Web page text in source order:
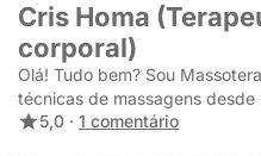
Cris Homa
corporal)
Olá! Tudo bem? Sou
técnicas de massagens
5,0 · 1 comentário